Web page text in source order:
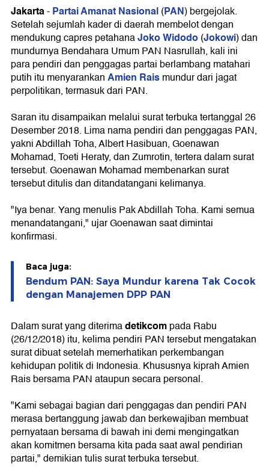
Jakarta-Partai Amanat Nasional(PAN) bergejolak.
Setelah sejumlah kader di daerah membelot dengan
mendukung capres petahanaJoko Widodo(Jokowi) dan
mundurnya Bendahara Umum PAN Nasrullah, kali ini
para pendiri dan penggagas partai berlambang matahari
putih itu menyarankanAmien Raismundur dari jagat
perpolitikan, termasuk dari PAN.
Saran itu disampaikan melalui surat terbuka tertanggal 26
Desember 2018. Lima nama pendiri dan penggagas PAN,
yakni Abdillah Toha, Albert Hasibuan, Goenawan
Mohamad, Toeti Heraty, dan Zumrotin, tertera dalam surat
tersebut. Goenawan Mohamad membenarkan surat
tersebut ditulis dan ditandatangani kelimanya.
"Iya benar. Yang menulis Pak Abdillah Toha. Kami semua
menandatangani," ujar Goenawan saat dimintai
konfirmasi.
Baca juga:
Bendum PAN: Saya Mundur karena Tak Cocok
dengan Manajemen DPP PAN
Dalam surat yang diterimadetikcompada Rabu
(26/12/2018) itu, kelima pendiri PAN tersebut mengatakan
surat dibuat setelah memerhatikan perkembangan
kehidupan politik di Indonesia. Khususnya kiprah Amien
Rais bersama PAN ataupun secara personal.
"Kami sebagai bagian dari penggagas dan pendiri PAN
merasa bertanggung jawab dan berkewajiban membuat
pernyataan bersama di bawah ini demi mengingatkan
akan komitmen bersama kita pada saat awal pendirian
partai," demikian tulis surat terbuka tersebut.